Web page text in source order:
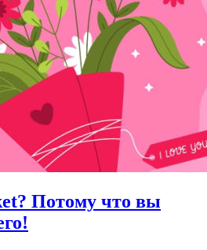
Потому что вы